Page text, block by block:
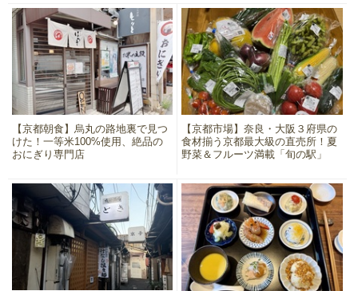
【京都朝食】烏丸の路地裏で見つ
けた！一等米100%使用、絶品の
おにぎり専門店
【京都市場】奈良・大阪３府県の
食材揃う京都最大級の直売所！夏
野菜＆フルーツ満載「旬の駅」